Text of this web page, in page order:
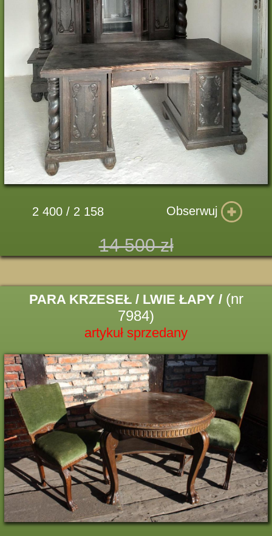
2 400 / 2 158 Obserwuj
14 500 zł
PARA KRZESEŁ / LWIE ŁAPY / (nr
7984)
artykuł sprzedany